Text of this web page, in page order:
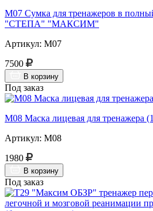
М07 Сумка для тренажеров в
"СТЕПА" "МАКСИМ"
Артикул: М07
7500
В корзину
Под заказ
М08 Маска лицевая для тренажера
Артикул: М08
1980
В корзину
Под заказ